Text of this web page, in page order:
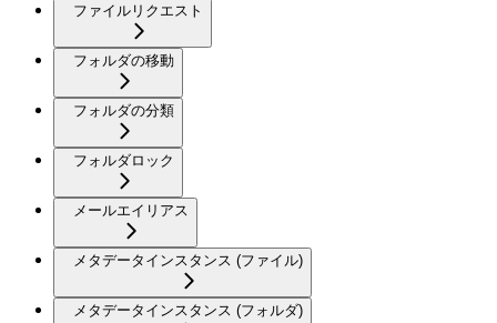
ファイルリクエスト
フォルダの移動
フォルダの分類
フォルダロック
メールエイリアス
メタデータインスタンス (ファイル)
メタデータインスタンス (フォルダ)